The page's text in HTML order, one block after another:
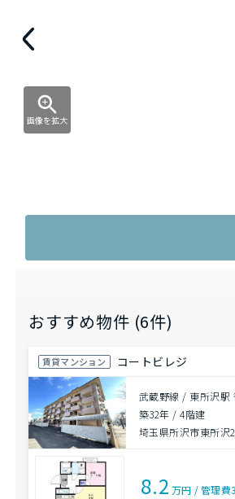
画像を拡大
おすすめ物件 (6件)
賃貸マンション コートビレジ
武蔵野線 / 東所沢駅
築32年 /4階建
埼玉県所沢市東所沢
8.2 万円 /管理費